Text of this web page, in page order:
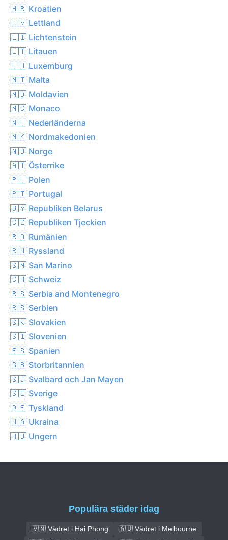
🇭🇷 Kroatien
🇱🇻 Lettland
🇱🇮 Lichtenstein
🇱🇹 Litauen
🇱🇺 Luxemburg
🇲🇹 Malta
🇲🇩 Moldavien
🇲🇨 Monaco
🇳🇱 Nederländerna
🇲🇰 Nordmakedonien
🇳🇴 Norge
🇦🇹 Österrike
🇵🇱 Polen
🇵🇹 Portugal
🇧🇾 Republiken Belarus
🇨🇿 Republiken Tjeckien
🇷🇴 Rumänien
🇷🇺 Ryssland
🇸🇲 San Marino
🇨🇭 Schweiz
🇷🇸 Serbia and Montenegro
🇷🇸 Serbien
🇸🇰 Slovakien
🇸🇮 Slovenien
🇪🇸 Spanien
🇬🇧 Storbritannien
🇸🇯 Svalbard och Jan Mayen
🇸🇪 Sverige
🇩🇪 Tyskland
🇺🇦 Ukraina
🇭🇺 Ungern
Populära städer idag
🇻🇳 Vädret i Hai Phong
🇦🇺 Vädret i Melbourne